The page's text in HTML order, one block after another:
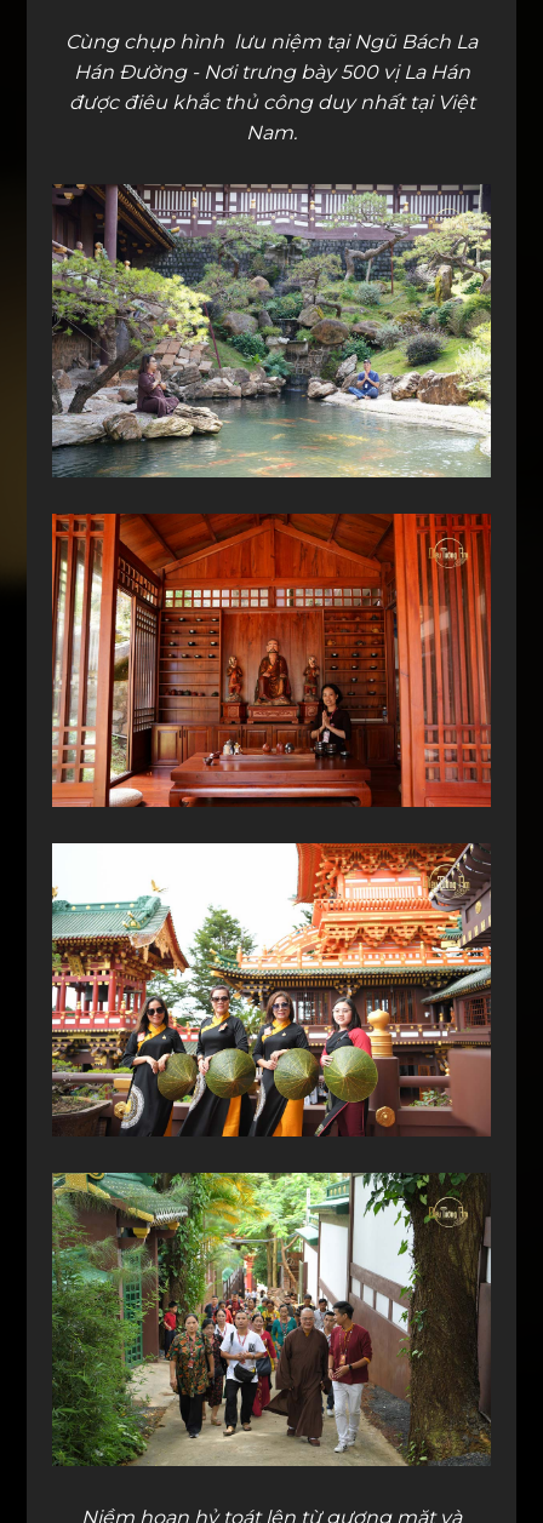
Cùng chụp hình lưu niệm tại Ngũ Bách La
Hán Đường - Nơi trưng bày 500 vị La Hán
được điêu khắc thủ công duy nhất tại Việt
Nam.
Niềm hoan hỷ toát lên từ gương mặt và